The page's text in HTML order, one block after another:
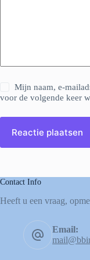
Mijn naam, e-
voor de volgende keer
Reactie plaatsen
Contact Info
Heeft u een vraag,
Email: